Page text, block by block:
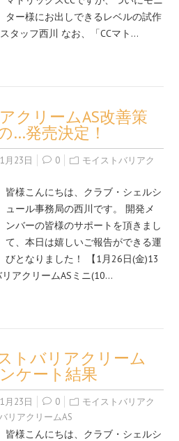
ター様にお出しできるレベルの試作
タッフ西川 なお、「CCマト…
クリームAS改善策
…発売決定！
月23日 0
モイストバリアク
皆様こんにちは、クラブ・シェルシ
ュール事務局の西川です。 開発メ
ンバーの皆様のサポートを頂きまし
て、本日は嬉しいご報告ができる運
びとなりました！ 【1月26日(金)13
アクリームASミニ(10…
トバリアクリーム
ケート結果
月23日 0
モイストバリアク
リアクリームAS
皆様こんにちは、クラブ・シェルシ